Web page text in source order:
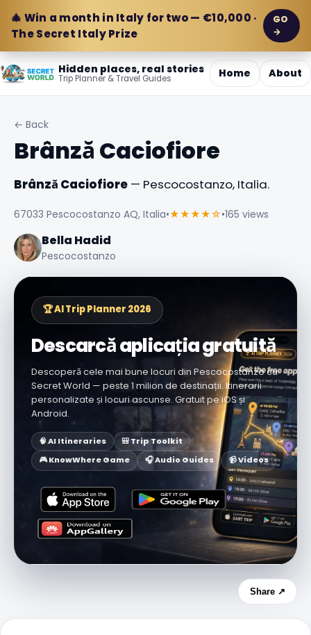
🎄 Win a month in Italy for two — €10,000 ·
The Secret Italy Prize
GO
→
Hidden places, real stories
Trip Planner & Travel Guides Home About
← Back
Brânză Caciofiore
Brânză Caciofiore — Pescocostanzo, Italia.
67033 Pescocostanzo AQ, Italia•★★★★☆•165 views
Bella Hadid
Pescocostanzo
🏆 AI Trip Planner 2026
Descarcă aplicația gratuită
Descoperă cele mai bune locuri din Pescocostanzo cu
Secret World — peste 1 milion de destinații. Itinerarii
personalizate și locuri ascunse. Gratuit pe iOS și
Android.
🧠 AI Itineraries
🎒 Trip Toolkit
🎮 KnowWhere Game
🎧 Audio Guides 📹 Videos
Share ↗